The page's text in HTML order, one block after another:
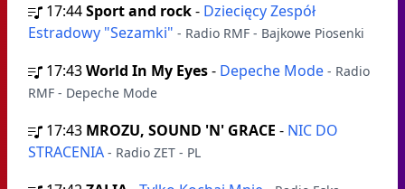
17:44Sport and rock- Dziecięcy Zespół
Estradowy "Sezamki" - Radio RMF - Bajkowe Piosenki
17:43World In My Eyes- Depeche Mode - Radio
RMF - Depeche Mode
17:43 MROZU, SOUND 'N' GRACE - NIC DO
STRACENIA - Radio ZET - PL